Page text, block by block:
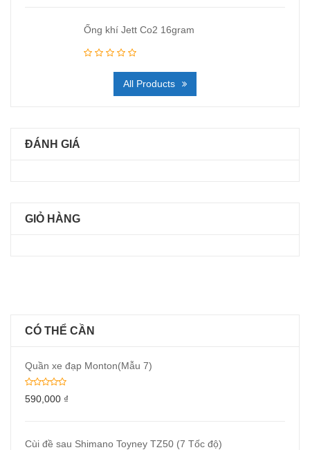
Ống khí Jett Co2 16gram
All Products
ĐÁNH GIÁ
GIỎ HÀNG
CÓ THỂ CẦN
Quần xe đạp Monton(Mẫu 7)
590,000 ₫
Cùi đề sau Shimano Toyney TZ50 (7 Tốc độ)